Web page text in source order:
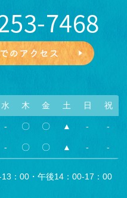
水 木 金 土 日 祝
- 〇 〇 ▲ - -
- 〇 〇 ▲ - -
：00・午後14：00-17：00